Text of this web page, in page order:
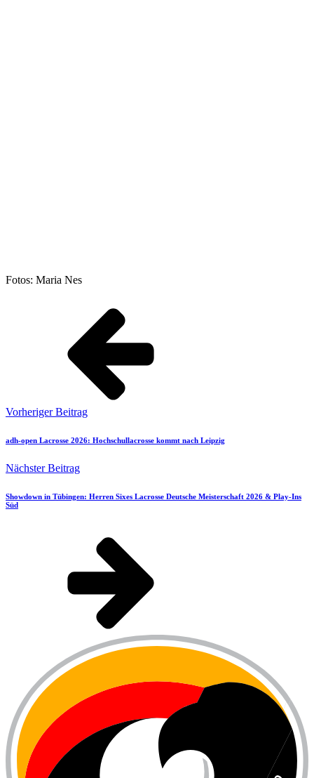
Fotos: Maria Nes
Vorheriger Beitrag
adh-open Lacrosse 2026: Hochschullacrosse kommt nach Leipzig
Nächster Beitrag
Showdown in Tübingen: Herren Sixes Lacrosse Deutsche Meisterschaft 2026 & Play-Ins
Süd